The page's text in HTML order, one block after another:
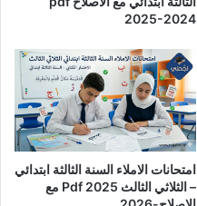
2025-2024
امتحانات الاملاء السنة الثالثة ابتدائي
– الثلاثي الثالث Pdf 2025 مع